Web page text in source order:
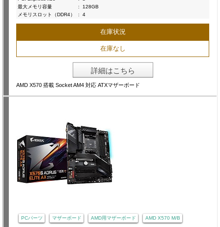
最大メモリ容量
:
128GB
メモリスロット（DDR4）
: 4
在庫状況
在庫なし
詳細はこちら
AMD X570 搭載 Socket AM4 対応 ATXマザーボード
PCパーツ マザーボード AMD用マザーボード AMD X570 M/B